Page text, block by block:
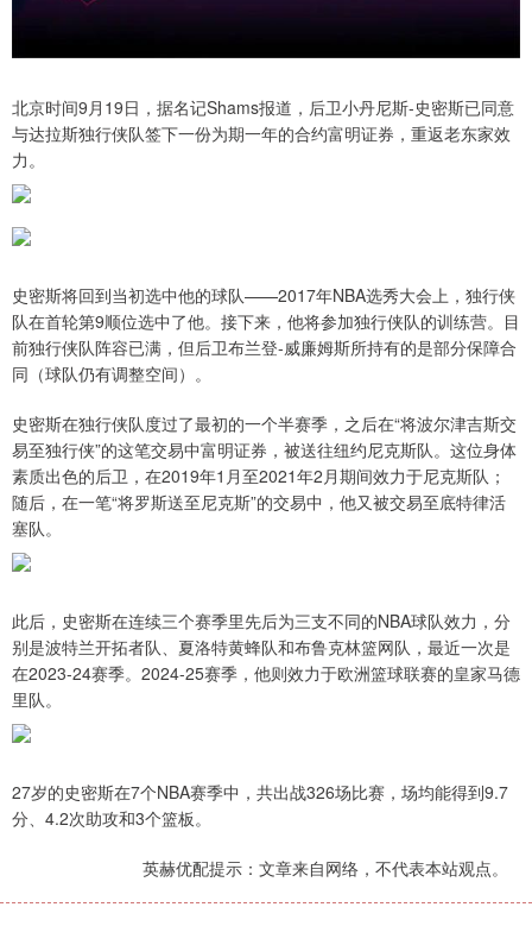
北京时间9月19日，据名记Shams报道，后卫小丹尼斯-史密斯已同意
与达拉斯独行侠队签下一份为期一年的合约富明证券，重返老东家效
力。
史密斯将回到当初选中他的球队——2017年NBA选秀大会上，独行侠
队在首轮第9顺位选中了他。接下来，他将参加独行侠队的训练营。目
前独行侠队阵容已满，但后卫布兰登-威廉姆斯所持有的是部分保障合
同（球队仍有调整空间）。
史密斯在独行侠队度过了最初的一个半赛季，之后在“将波尔津吉斯交
易至独行侠”的这笔交易中富明证券，被送往纽约尼克斯队。这位身体
素质出色的后卫，在2019年1月至2021年2月期间效力于尼克斯队；
随后，在一笔“将罗斯送至尼克斯”的交易中，他又被交易至底特律活
塞队。
此后，史密斯在连续三个赛季里先后为三支不同的NBA球队效力，分
别是波特兰开拓者队、夏洛特黄蜂队和布鲁克林篮网队，最近一次是
在2023-24赛季。2024-25赛季，他则效力于欧洲篮球联赛的皇家马德
里队。
27岁的史密斯在7个NBA赛季中，共出战326场比赛，场均能得到9.7
分、4.2次助攻和3个篮板。
英赫优配提示：文章来自网络，不代表本站观点。